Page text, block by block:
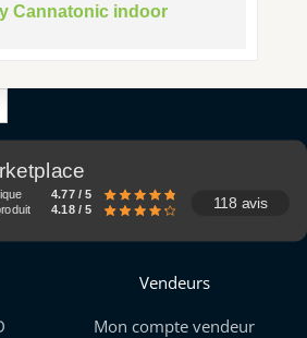
Cannatonic indoor
4.77 / 5
4.18 / 5 118 avis
Vendeurs
Mon compte vendeur